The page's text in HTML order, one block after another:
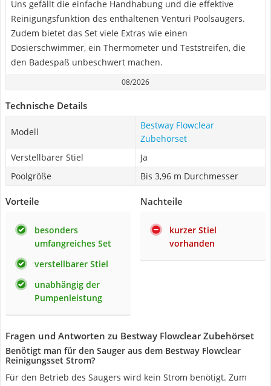
Uns gefällt die einfache Handhabung und die effektive
Reinigungsfunktion des enthaltenen Venturi Poolsaugers.
Zudem bietet das Set viele Extras wie einen
Dosierschwimmer, ein Thermometer und Teststreifen, die
den Badespaß unbeschwert machen.
08/2026
Technische Details
Modell
Bestway Flowclear
Zubehörset
Verstellbarer Stiel
Ja
Poolgröße
Bis 3,96 m Durchmesser
Vorteile
besonders
umfangreiches Set
verstellbarer Stiel
unabhängig der
Pumpenleistung
Nachteile
kurzer Stiel
vorhanden
Fragen und Antworten zu Bestway Flowclear Zubehörset
Benötigt man für den Sauger aus dem Bestway Flowclear
Reinigungsset Strom?
Für den Betrieb des Saugers wird kein Strom benötigt. Zum